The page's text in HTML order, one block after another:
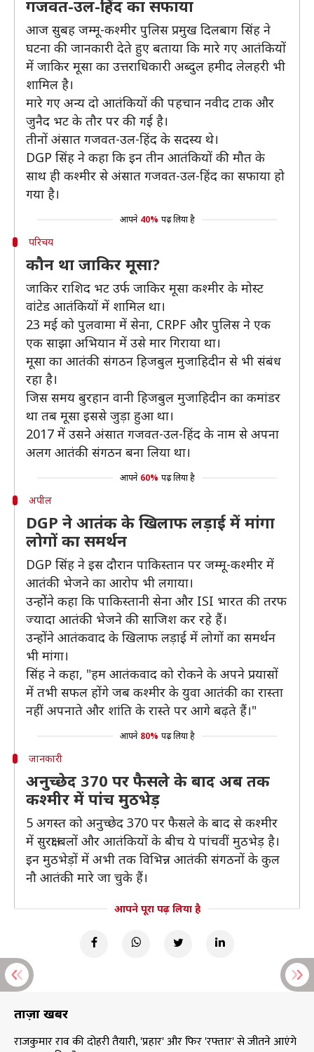
गजवत-उल-हिंद का सफाया
आज सुबह जम्मू-कश्मीर पुलिस प्रमुख दिलबाग सिंह ने
घटना की जानकारी देते हुए बताया कि मारे गए आतंकियों
में जाकिर मूसा का उत्तराधिकारी अब्दुल हमीद लेलहरी भी
शामिल है।
मारे गए अन्य दो आतंकियों की पहचान नवीद टाक और
जुनैद भट के तौर पर की गई है।
तीनों अंसात गजवत-उल-हिंद के सदस्य थे।
DGP सिंह ने कहा कि इन तीन आतंकियों की मौत के
साथ ही कश्मीर से अंसात गजवत-उल-हिंद का सफाया हो
गया है।
आपने 40% पढ़ लिया है
परिचय
कौन था जाकिर मूसा?
जाकिर राशिद भट उर्फ जाकिर मूसा कश्मीर के मोस्ट
वांटेड आतंकियों में शामिल था।
23 मई को पुलवामा में सेना, CRPF और पुलिस ने एक
एक साझा अभियान में उसे मार गिराया था।
मूसा का आतंकी संगठन हिजबुल मुजाहिदीन से भी संबंध
रहा है।
जिस समय बुरहान वानी हिजबुल मुजाहिदीन का कमांडर
था तब मूसा इससे जुड़ा हुआ था।
2017 में उसने अंसात गजवत-उल-हिंद के नाम से अपना
अलग आतंकी संगठन बना लिया था।
आपने 60% पढ़ लिया है
अपील
DGP ने आतंक के खिलाफ लड़ाई में मांगा
लोगों का समर्थन
DGP सिंह ने इस दौरान पाकिस्तान पर जम्मू-कश्मीर में
आतंकी भेजने का आरोप भी लगाया।
उन्होेंने कहा कि पाकिस्तानी सेना और ISI भारत की तरफ
ज्यादा आतंकी भेजने की साजिश कर रहे हैं।
उन्होंने आतंकवाद के खिलाफ लड़ाई में लोगों का समर्थन
भी मांगा।
सिंह ने कहा, "हम आतंकवाद को रोकने के अपने प्रयासों
में तभी सफल होंगे जब कश्मीर के युवा आतंकी का रास्ता
नहीं अपनाते और शांति के रास्ते पर आगे बढ़ते हैं।"
आपने 80% पढ़ लिया है
जानकारी
अनुच्छेद 370 पर फैसले के बाद अब तक
कश्मीर में पांच मुठभेड़
5 अगस्त को अनुच्छेद 370 पर फैसले के बाद से कश्मीर
में सुरक्षा बलों और आतंकियों के बीच ये पांचवीं मुठभेड़ है।
इन मुठभेड़ों में अभी तक विभिन्न आतंकी संगठनों के कुल
नौ आतंकी मारे जा चुके हैं।
आपने पूरा पढ़ लिया है
ताज़ा खबरें
राजकुमार राव की दोहरी तैयारी, 'प्रहार' और फिर 'रफ्तार' से जीतने आएंगे